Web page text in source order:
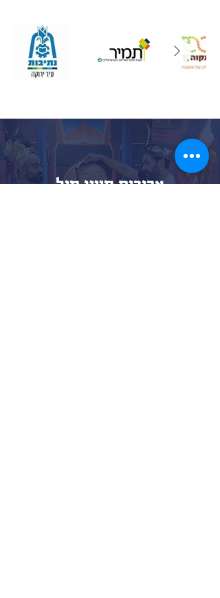
צריכים סיוע מול